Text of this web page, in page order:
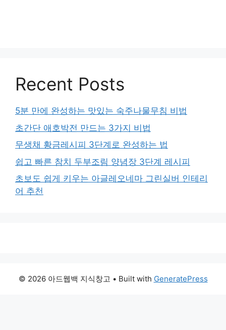
Recent Posts
5분 만에 완성하는 맛있는 숙주나물무침 비법
초간단 애호박전 만드는 3가지 비법
무생채 황금레시피 3단계로 완성하는 법
쉽고 빠른 참치 두부조림 양념장 3단계 레시피
초보도 쉽게 키우는 아글레오네마 그린실버 인테리
어 추천
© 2026 아드웹백 지식창고 • Built with GeneratePress